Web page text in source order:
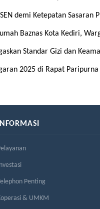
demi Ketepatan Sasaran
Baznas Kota Kediri,
Standar Gizi dan
2025 di Rapat Paripurna
INFORMASI
Penting
& UMKM